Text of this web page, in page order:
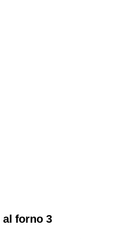
forno 3